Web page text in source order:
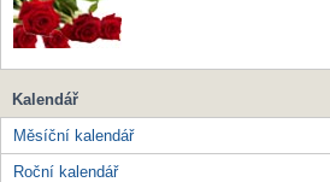
Kalendář
Měsíční kalendář
Roční kalendář